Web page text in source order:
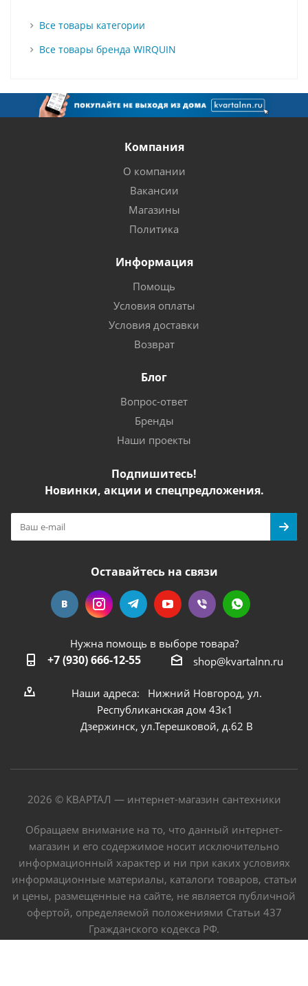
Все товары категории
Все товары бренда WIRQUIN
Компания
О компании
Вакансии
Магазины
Политика
Информация
Помощь
Условия оплаты
Условия доставки
Возврат
Блог
Вопрос-ответ
Бренды
Наши проекты
Подпишитесь!
Новинки, акции и спецпредложения.
Оставайтесь на связи
Нужна помощь в выборе товара?
+7 (930) 666-12-55 shop@kvartalnn.ru
Наши адреса: Нижний Новгород, ул.
Республиканская дом 43к1
Дзержинск, ул.Терешковой, д.62 В
2026 © КВАРТАЛ — интернет-магазин сантехники
Обращаем внимание на то, что данный интернет-
магазин и его содержимое носит исключительно
информационный характер и ни при каких условиях
информационные материалы, каталоги товаров, статьи
и цены, размещенные на сайте, не является публичной
офертой, определяемой положениями Статьи 437
Гражданского кодекса РФ.